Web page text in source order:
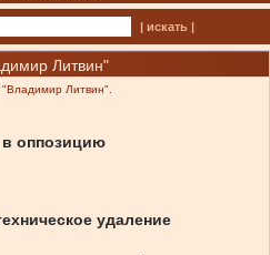
| искать |
Литвин"
"Владимир Литвин".
в оппозицию
удаление